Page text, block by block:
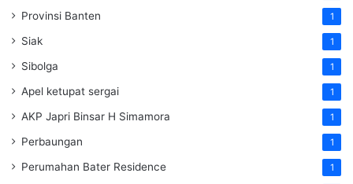
Provinsi Banten 1
Siak 1
Sibolga 1
Apel ketupat sergai 1
AKP Japri Binsar H Simamora 1
Perbaungan 1
Perumahan Bater Residence 1